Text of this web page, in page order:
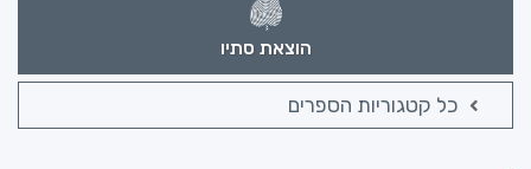
הוצאת סתיו
כל קטגוריות הספרים